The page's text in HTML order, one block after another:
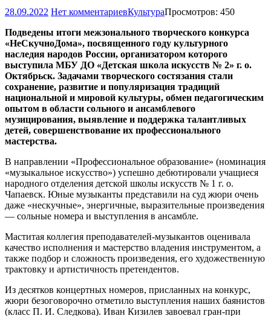
28.09.2022 Нет комментариевКультураПросмотров: 450
Подведены итоги межзонального творческого конкурса
«НеСкучноДома», посвященного году культурного
наследия народов России, организатором которого
выступила МБУ ДО «Детская школа искусств № 2» г. о.
Октябрьск. Задачами творческого состязания стали
сохранение, развитие и популяризация традиций
национальной и мировой культуры, обмен педагогическим
опытом в области сольного и ансамблевого
музицирования, выявление и поддержка талантливых
детей, совершенствование их профессионального
мастерства.
В направлении «Профессиональное образование» (номинация
«музыкальное искусство») успешно дебютировали учащиеся
народного отделения детской школы искусств № 1 г. о.
Чапаевск. Юные музыканты представили на суд жюри очень
даже «нескучные», энергичные, выразительные произведения
— сольные номера и выступления в ансамбле.
Маститая коллегия преподавателей-музыкантов оценивала
качество исполнения и мастерство владения инструментом, а
также подбор и сложность произведения, его художественную
трактовку и артистичность претендентов.
Из десятков концертных номеров, присланных на конкурс,
жюри безоговорочно отметило выступления наших баянистов
(класс П. И. Следкова). Иван Кизилев завоевал гран-при